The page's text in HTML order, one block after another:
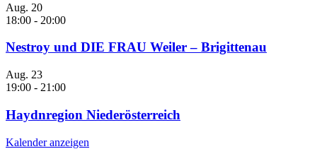
Aug. 20
18:00 - 20:00
Nestroy und DIE FRAU Weiler – Brigittenau
Aug. 23
19:00 - 21:00
Haydnregion Niederösterreich
Kalender anzeigen